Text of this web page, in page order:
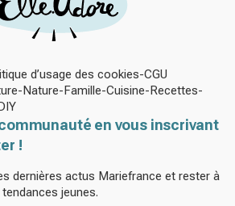
d’usage des cookies CGU
Nature Famille Cuisine Recettes
en vous inscrivant
!
dernières actus Mariefrance et rester à
jeunes.